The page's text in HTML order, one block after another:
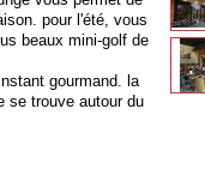
pour l'été, vous
beaux mini-golf de
gourmand. la
se trouve autour du